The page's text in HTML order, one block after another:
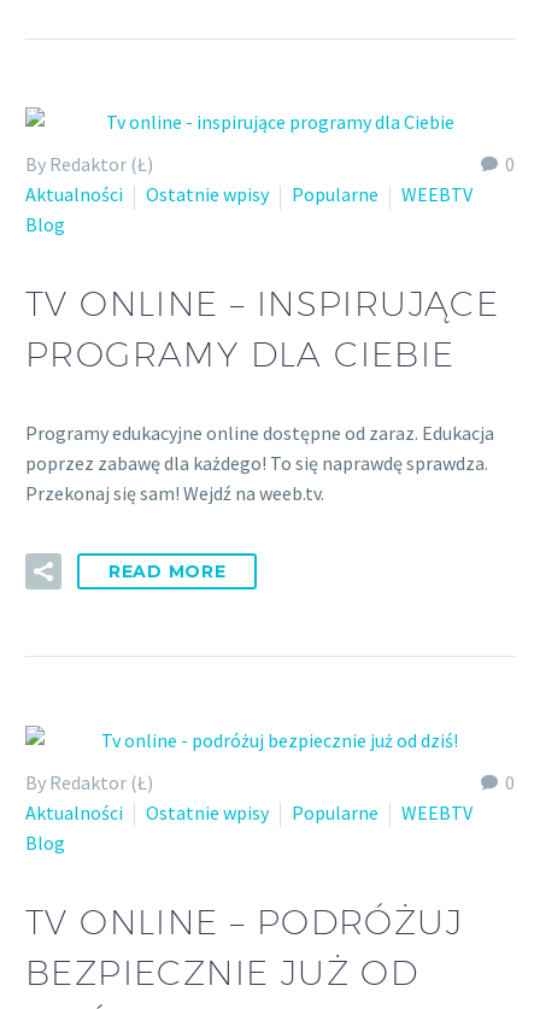
0
By Redaktor (Ł)
Aktualności
Ostatnie wpisy Popularne
WEEBTV
Blog
TV ONLINE – INSPIRUJĄCE
PROGRAMY DLA CIEBIE
Programy edukacyjne online dostępne od zaraz. Edukacja
poprzez zabawę dla każdego! To się naprawdę sprawdza.
Przekonaj się sam! Wejdź na weeb.tv.
READ MORE
0
By Redaktor (Ł)
Aktualności
Ostatnie wpisy Popularne
WEEBTV
Blog
TV ONLINE – PODRÓŻUJ
BEZPIECZNIE JUŻ OD